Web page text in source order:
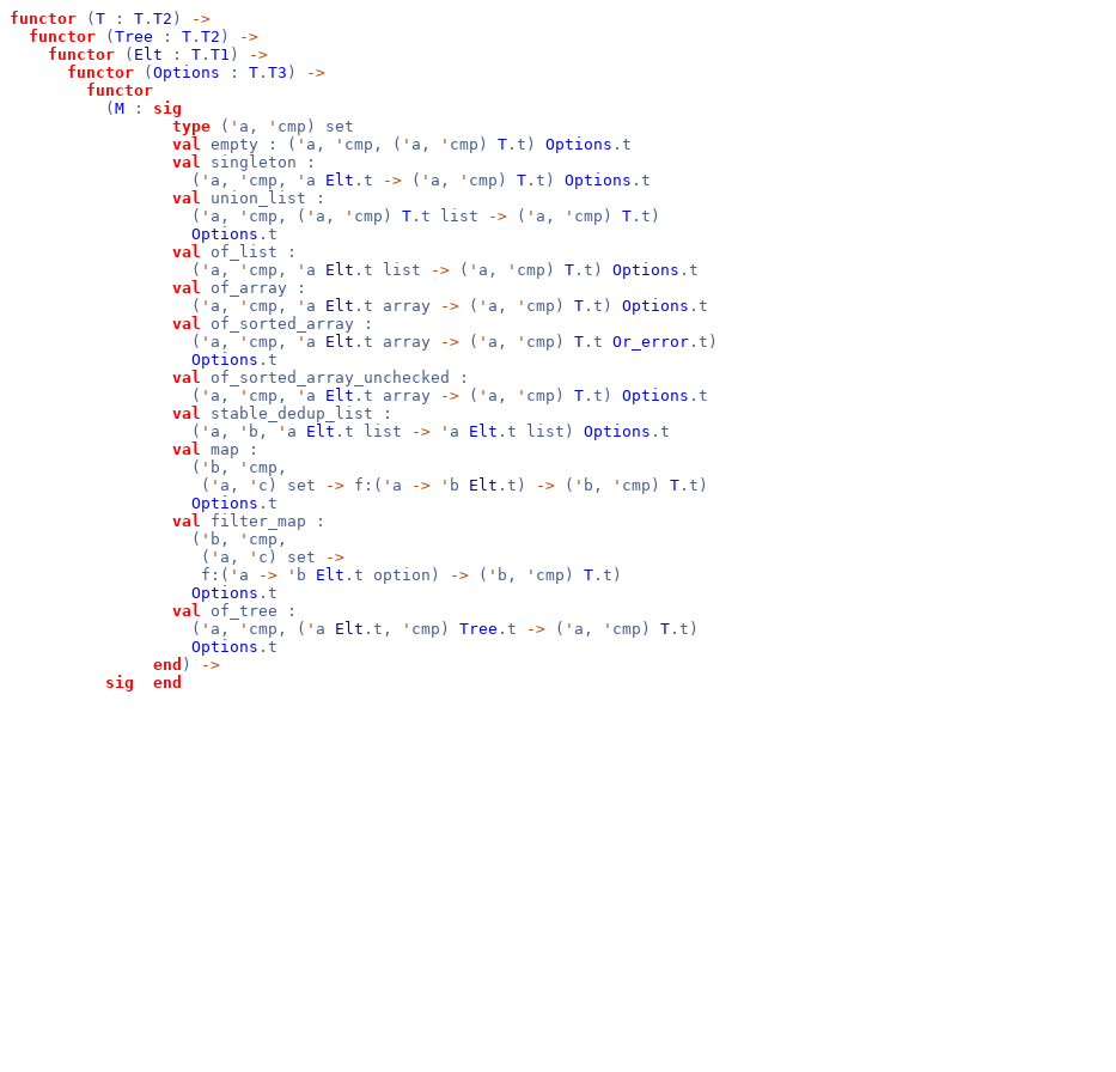
functor ( T : T . T2 )
->
functor ( Tree : T . T2 )
->
functor ( Elt : T . T1 )
->
functor ( Options : T . T3 )
->
functor
( M : sig
type ( ' a, ' cmp) set
val empty : ( ' a, ' cmp, ( ' a, ' cmp) T .t) Options .t
val singleton :
( ' a, ' cmp, ' a Elt .t -> ( ' a, ' cmp) T .t) Options .t
val union_list :
( ' a, ' cmp, ( ' a, ' cmp) T .t list -> ( ' a, ' cmp) T .t)
Options .t
val of_list :
( ' a, ' cmp, ' a Elt .t list -> ( ' a, ' cmp) T .t) Options .t
val of_array :
( ' a, ' cmp, ' a Elt .t array -> ( ' a, ' cmp) T .t) Options .t
val of_sorted_array :
( ' a, ' cmp, ' a Elt .t array -> ( ' a, ' cmp) T .t Or_error .t)
Options .t
val of_sorted_array_unchecked :
( ' a, ' cmp, ' a Elt .t array -> ( ' a, ' cmp) T .t) Options .t
val stable_dedup_list :
( ' a, ' b, ' a Elt .t list -> ' a Elt .t list) Options .t
val map :
( ' b, ' cmp,
( ' a, ' c) set -> f:( ' a -> ' b Elt .t) -> ( ' b, ' cmp) T .t)
Options .t
val filter_map :
( ' b, ' cmp,
( ' a, ' c) set
->
f:( ' a -> ' b Elt .t option) -> ( ' b, ' cmp) T .t)
Options .t
val of_tree :
( ' a, ' cmp, ( ' a Elt .t, ' cmp) Tree .t -> ( ' a, ' cmp) T .t)
Options .t
end )
->
sig
end